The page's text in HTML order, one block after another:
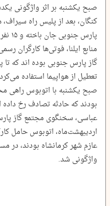
صبح یکشنبه بر اثر واژگونی
کنگان، بعد از پلیس راه
منابع ایلنا، فوتی‌ها کارگران
گاز پارس جنوبی بوده اند که
تعطیل از هواپیما استفاده
صبح یکشنبه با اتوبوس راهی
بودند که حادثه تصادف رخ
اردیبهشت‌ماه، اتوبوس حامل
عازم شهر کرمانشاه بودند، در
واژگونی شد.